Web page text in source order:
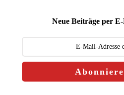
Neue Beiträge per